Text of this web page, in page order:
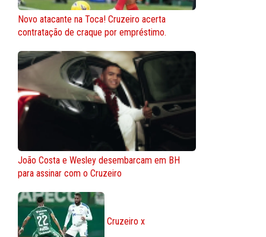
Novo atacante na Toca! Cruzeiro acerta
contratação de craque por empréstimo.
João Costa e Wesley desembarcam em BH
para assinar com o Cruzeiro
Cruzeiro x